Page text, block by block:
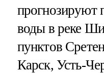
прогнозируют
воды в реке
пунктов
Карск, Усть-